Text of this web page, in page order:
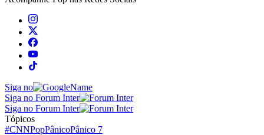
Siga no
Siga no Forum Inter
Siga no Forum Inter
Tópicos
#CNNPopPânicoPânico 7